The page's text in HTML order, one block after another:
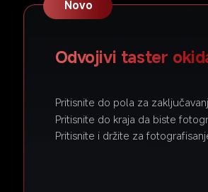
Novo
Odvojivi taster
Pritisnite do pola za
Pritisnite do kraja da biste
Pritisnite i držite za